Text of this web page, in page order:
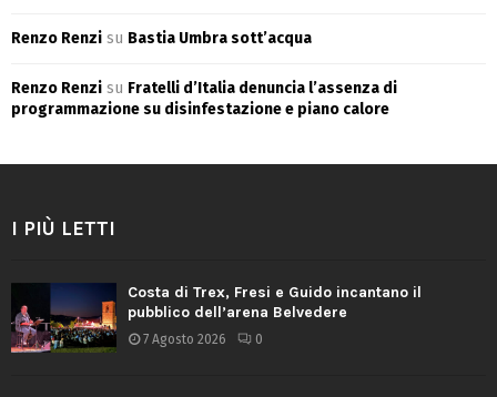
Renzo Renzi su Bastia Umbra sott’acqua
Renzo Renzi su Fratelli d’Italia denuncia l’assenza di
programmazione su disinfestazione e piano calore
I PIÙ LETTI
Costa di Trex, Fresi e Guido incantano il
pubblico dell’arena Belvedere
7 Agosto 2026 0